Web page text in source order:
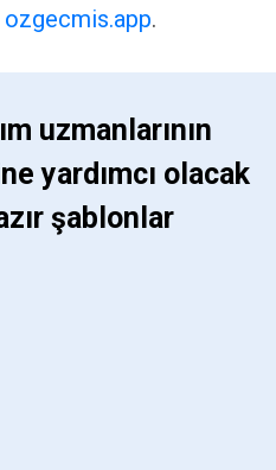
ozgecmis.app.
yardımcı olacak
şablonlar